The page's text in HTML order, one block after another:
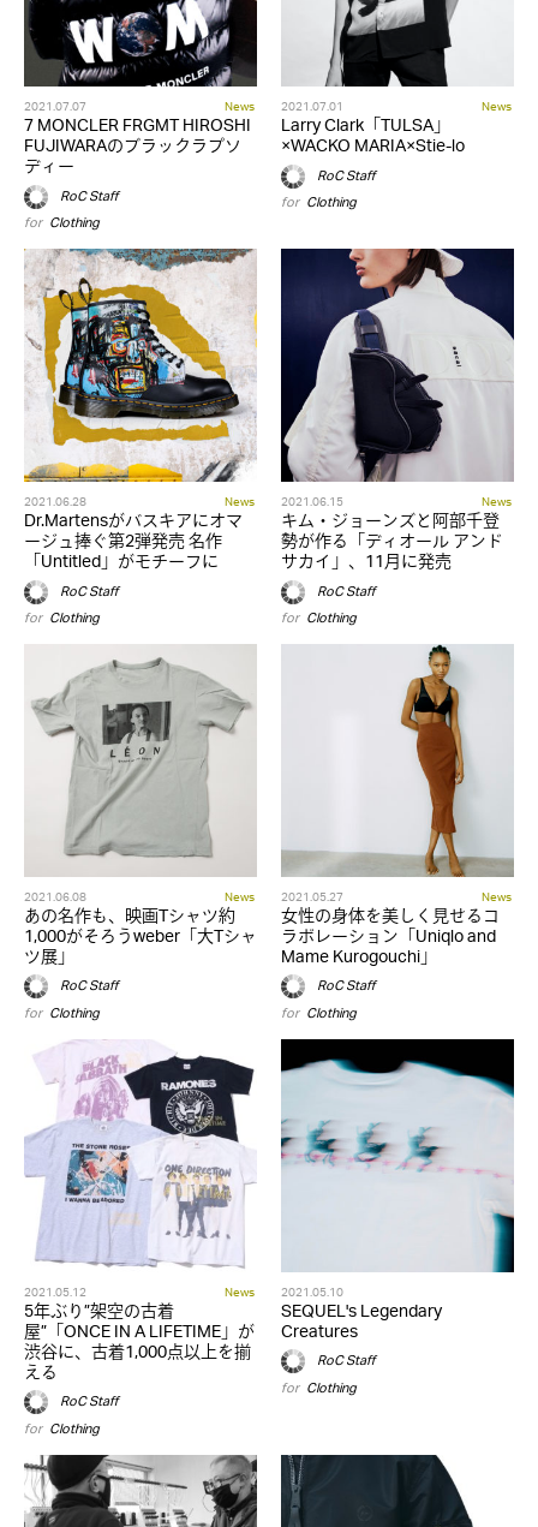
2021.07.07 News
7 MONCLER FRGMT HIROSHI
FUJIWARAのブラックラプソ
ディー
RoC Staff
for Clothing
2021.07.01 News
Larry Clark「TULSA」
×WACKO MARIA×Stie-lo
RoC Staff
for Clothing
2021.06.28 News
Dr.Martensがバスキアにオマ
ージュ捧ぐ第2弾発売 名作
「Untitled」がモチーフに
RoC Staff
for Clothing
2021.06.15 News
キム・ジョーンズと阿部千登
勢が作る「ディオール アンド
サカイ」、11月に発売
RoC Staff
for Clothing
2021.06.08 News
あの名作も、映画Tシャツ約
1,000がそろうweber「大Tシャ
ツ展」
RoC Staff
for Clothing
2021.05.27 News
女性の身体を美しく見せるコ
ラボレーション「Uniqlo and
Mame Kurogouchi」
RoC Staff
for Clothing
2021.05.12 News
5年ぶり”架空の古着
屋”「ONCE IN A LIFETIME」が
渋谷に、古着1,000点以上を揃
える
RoC Staff
for Clothing
2021.05.10
SEQUEL's Legendary
Creatures
RoC Staff
for Clothing